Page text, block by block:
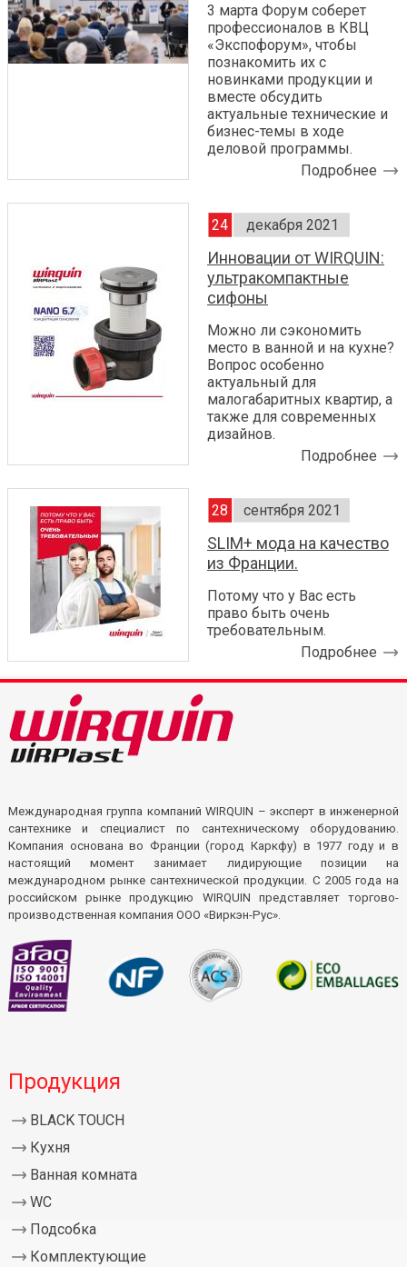
3 марта Форум соберет
профессионалов в КВЦ
«Экспофорум», чтобы
познакомить их с
новинками продукции и
вместе обсудить
актуальные технические и
бизнес-темы в ходе
деловой программы.
Подробнее
24 декабря 2021
Инновации от WIRQUIN:
ультракомпактные
сифоны
Можно ли сэкономить
место в ванной и на кухне?
Вопрос особенно
актуальный для
малогабаритных квартир, а
также для современных
дизайнов.
Подробнее
28 сентября 2021
SLIM+ мода на качество
из Франции.
Потому что у Вас есть
право быть очень
требовательным.
Подробнее
Международная группа компаний WIRQUIN – эксперт в инженерной
сантехнике и специалист по сантехническому оборудованию.
Компания основана во Франции (город Каркфу) в 1977 году и в
настоящий момент занимает лидирующие позиции на
международном рынке сантехнической продукции. С 2005 года на
российском рынке продукцию WIRQUIN представляет торгово-
производственная компания ООО «Виркэн-Рус».
Продукция
BLACK TOUCH
Кухня
Ванная комната
WC
Подсобка
Комплектующие